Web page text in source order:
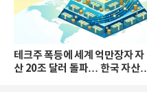
테크주 폭등에 세계 억만장자 자
산 20조 달러 돌파… 한국 자산